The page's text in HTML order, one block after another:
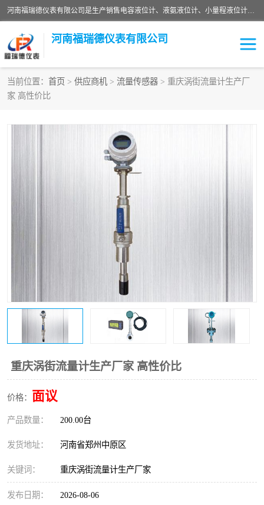
河南福瑞德仪表有限公司是生产销售电容液位计、液氨液位计、小量程液位计定制、智能锅炉水位计、液氮液位计等；并在产品开发、研制的过程中，吸取国内外仪器仪表的技术精华，建立了一支高、精、尖的科研开发队伍，使产品性能不断升级。
河南福瑞德仪表有限公司
当前位置： 首页 > 供应商机 > 流量传感器 > 重庆涡街流量计生产厂
家 高性价比
重庆涡街流量计生产厂家 高性价比
价格： 面议
产品数量： 200.00台
发货地址： 河南省郑州中原区
关键词： 重庆涡街流量计生产厂家
发布日期： 2026-08-06
液位计
差压变送器
智能锅炉水位计 电容液位计
流量仪表